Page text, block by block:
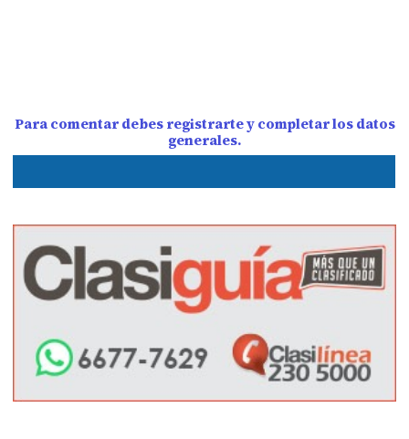
Para comentar debes registrarte y completar los datos
generales.